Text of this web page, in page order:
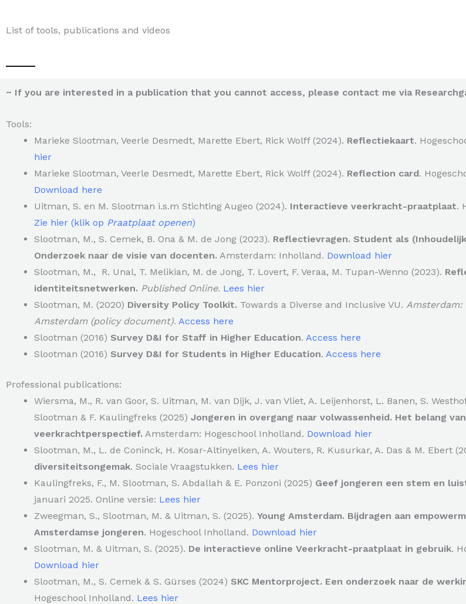
List of tools, publications and videos
~ If you are interested in a publication that you cannot access, please contact me via
Tools:
Marieke Slootman, Veerle Desmedt, Marette Ebert, Rick Wolff (2024). Reflectiekaart.
hier
Marieke Slootman, Veerle Desmedt, Marette Ebert, Rick Wolff (2024). Reflection card.
Download here
Uitman, S. en M. Slootman i.s.m Stichting Augeo (2024). Interactieve veerkracht-praatplaat.
Zie hier (klik op Praatplaat openen)
Slootman, M., S. Cemek, B. Ona & M. de Jong (2023). Reflectievragen. Student als
Onderzoek naar de visie van docenten. Amsterdam: Inholland. Download hier
Slootman, M., R. Unal, T. Melikian, M. de Jong, T. Lovert, F. Veraa, M. Tupan-Wenno (2023).
identiteitsnetwerken. Published Online. Lees hier
Slootman, M. (2020) Diversity Policy Toolkit. Towards a Diverse and Inclusive VU. Amsterdam:
Amsterdam (policy document). Access here
Slootman (2016) Survey D&I for Staff in Higher Education. Access here
Slootman (2016) Survey D&I for Students in Higher Education. Access here
Professional publications:
Wiersma, M., R. van Goor, S. Uitman, M. van Dijk, J. van Vliet, A. Leijenhorst, L. Banen, S.
Slootman & F. Kaulingfreks (2025) Jongeren in overgang naar volwassenheid. Het belang
veerkrachtperspectief. Amsterdam: Hogeschool Inholland. Download hier
Slootman, M., L. de Coninck, H. Kosar-Altinyelken, A. Wouters, R. Kusurkar, A. Das & M. Ebert
diversiteitsongemak. Sociale Vraagstukken. Lees hier
Kaulingfreks, F., M. Slootman, S. Abdallah & E. Ponzoni (2025) Geef jongeren een stem en
januari 2025. Online versie: Lees hier
Zweegman, S., Slootman, M. & Uitman, S. (2025). Young Amsterdam. Bijdragen aan
Amsterdamse jongeren. Hogeschool Inholland. Download hier
Slootman, M. & Uitman, S. (2025). De interactieve online Veerkracht-praatplaat in gebruik.
Download hier
Slootman, M., S. Cemek & S. Gürses (2024) SKC Mentorproject. Een onderzoek naar de
Hogeschool Inholland. Lees hier